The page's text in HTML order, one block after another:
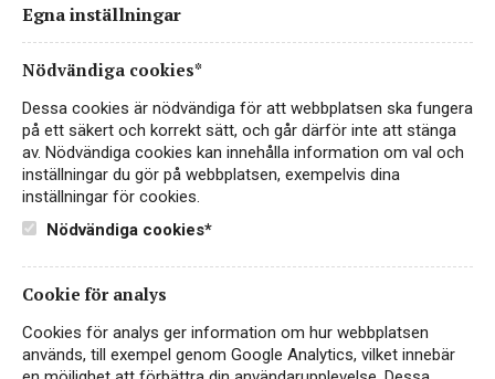
Frankfurt Gold Medal 2025
Instagram
Facebook
Egna inställningar
Nödvändiga cookies*
Dessa cookies är nödvändiga för att webbplatsen ska fungera
på ett säkert och korrekt sätt, och går därför inte att stänga
av. Nödvändiga cookies kan innehålla information om val och
inställningar du gör på webbplatsen, exempelvis dina
inställningar för cookies.
Nödvändiga cookies*
Cookie för analys
Cookies för analys ger information om hur webbplatsen
används, till exempel genom Google Analytics, vilket innebär